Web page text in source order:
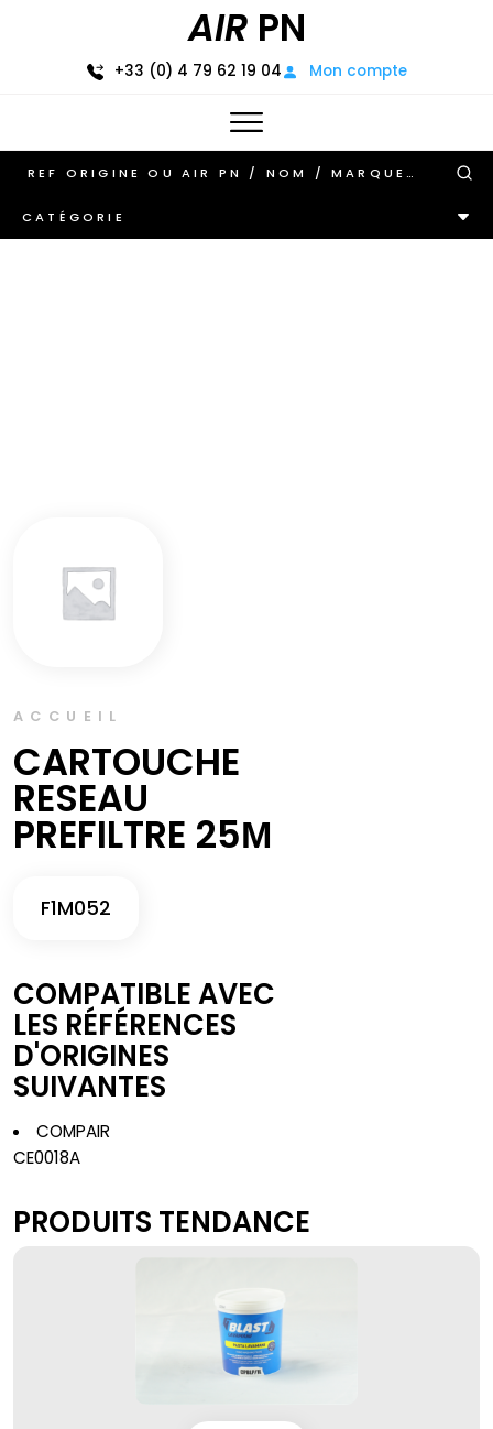
AIR PN
+33 (0) 4 79 62 19 04 Mon compte
CATÉGORIE
ACCUEIL
CARTOUCHE
RESEAU
PREFILTRE 25Μ
F1M052
COMPATIBLE AVEC
LES RÉFÉRENCES
D'ORIGINES
SUIVANTES
COMPAIR
CE0018A
PRODUITS TENDANCE